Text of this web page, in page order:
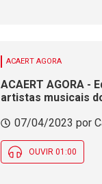
ACAERT AGORA
ACAERT AGORA -
artistas musicais
07/04/2023 por
OUVIR 01:00